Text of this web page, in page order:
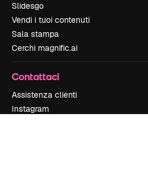
Slidesgo
Vendi i tuoi contenuti
Sala stampa
Cerchi magnific.ai
Contattaci
Assistenza clienti
Instagram